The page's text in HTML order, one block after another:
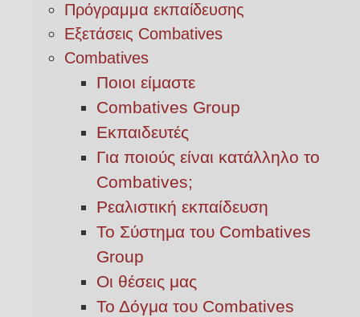
Πρόγραμμα εκπαίδευσης
Εξετάσεις Combatives
Combatives
Ποιοι είμαστε
Combatives Group
Εκπαιδευτές
Για ποιούς είναι κατάλληλο το
Combatives;
Ρεαλιστική εκπαίδευση
Το Σύστημα του Combatives
Group
Οι θέσεις μας
Το Δόγμα του Combatives